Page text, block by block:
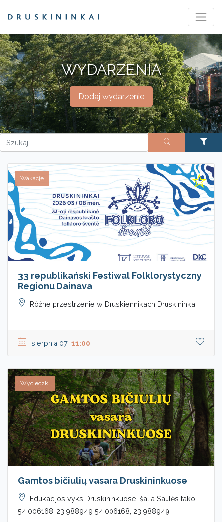
WYDARZENIA
Dodaj wydarzenie
Wakacje
33 republikański Festiwal Folklorystyczny
Regionu Dainava
Różne przestrzenie w Druskiennikach Druskininkai
sierpnia 07 11:00
Wycieczki
Gamtos bičiulių vasara Druskininkuose
Edukacijos vyks Druskininkuose, šalia Saulės tako:
54.006168, 23.988949 54.006168, 23.988949